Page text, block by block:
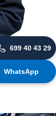
699 40 43 29
WhatsApp